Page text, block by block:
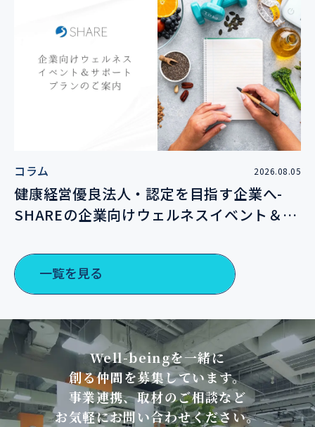
コラム 2026.08.05
健康経営優良法人・認定を目指す企業へ-
SHAREの企業向けウェルネスイベント＆サ
一覧を見る
Well-beingを一緒に
創る仲間を募集しています。
事業連携、取材のご相談など
お気軽にお問い合わせください。